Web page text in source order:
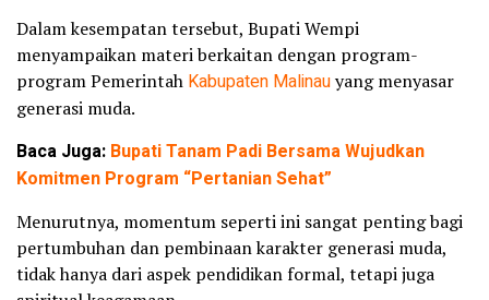
Dalam kesempatan tersebut, Bupati Wempi
menyampaikan materi berkaitan dengan program-
program Pemerintah Kabupaten Malinauyang menyasar
generasi muda.
Baca Juga: Bupati Tanam Padi Bersama Wujudkan
Komitmen Program “Pertanian Sehat”
Menurutnya, momentum seperti ini sangat penting bagi
pertumbuhan dan pembinaan karakter generasi muda,
tidak hanya dari aspek pendidikan formal, tetapi juga